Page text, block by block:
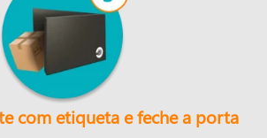
com etiqueta e feche a porta